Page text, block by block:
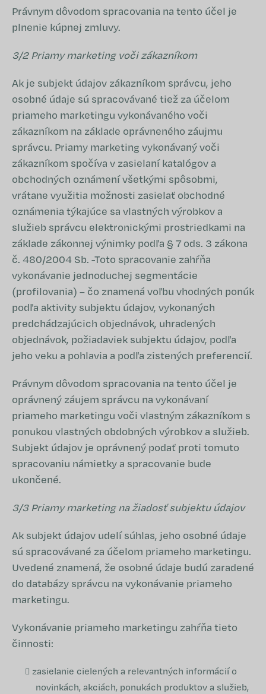
Právnym dôvodom spracovania na tento účel je
plnenie kúpnej zmluvy.
3/2 Priamy marketing voči zákazníkom
Ak je subjekt údajov zákazníkom správcu, jeho
osobné údaje sú spracovávané tiež za účelom
priameho marketingu vykonávaného voči
zákazníkom na základe oprávneného záujmu
správcu. Priamy marketing vykonávaný voči
zákazníkom spočíva v zasielaní katalógov a
obchodných oznámení všetkými spôsobmi,
vrátane využitia možnosti zasielať obchodné
oznámenia týkajúce sa vlastných výrobkov a
služieb správcu elektronickými prostriedkami na
základe zákonnej výnimky podľa § 7 ods. 3 zákona
č. 480/2004 Sb. -Toto spracovanie zahŕňa
vykonávanie jednoduchej segmentácie
(profilovania) – čo znamená voľbu vhodných ponúk
podľa aktivity subjektu údajov, vykonaných
predchádzajúcich objednávok, uhradených
objednávok, požiadaviek subjektu údajov, podľa
jeho veku a pohlavia a podľa zistených preferencií.
Právnym dôvodom spracovania na tento účel je
oprávnený záujem správcu na vykonávaní
priameho marketingu voči vlastným zákazníkom s
ponukou vlastných obdobných výrobkov a služieb.
Subjekt údajov je oprávnený podať proti tomuto
spracovaniu námietky a spracovanie bude
ukončené.
3/3 Priamy marketing na žiadosť subjektu údajov
Ak subjekt údajov udelí súhlas, jeho osobné údaje
sú spracovávané za účelom priameho marketingu.
Uvedené znamená, že osobné údaje budú zaradené
do databázy správcu na vykonávanie priameho
marketingu.
Vykonávanie priameho marketingu zahŕňa tieto
činnosti:
zasielanie cielených a relevantných informácií o
novinkách, akciách, ponukách produktov a služieb,